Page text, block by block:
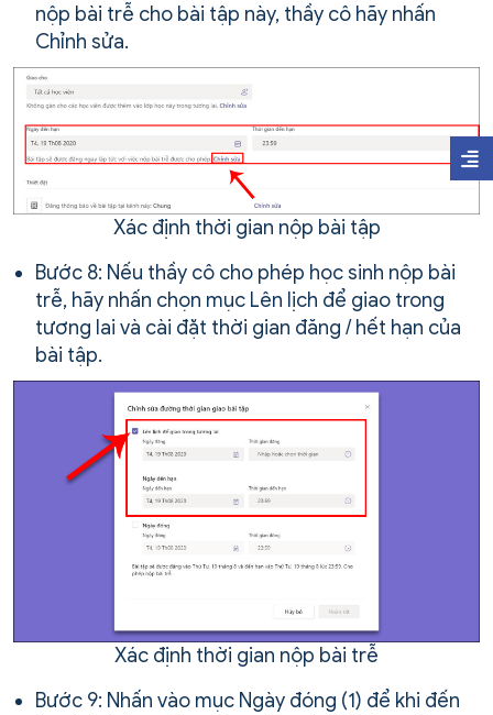
nộp bài trễ cho bài tập này, thầy cô hãy nhấn
Chỉnh sửa.
Xác định thời gian nộp bài tập
Bước 8: Nếu thầy cô cho phép học sinh nộp bài
trễ, hãy nhấn chọn mục Lên lịch để giao trong
tương lai và cài đặt thời gian đăng / hết hạn của
bài tập.
Xác định thời gian nộp bài trễ
Bước 9: Nhấn vào mục Ngày đóng (1) để khi đến